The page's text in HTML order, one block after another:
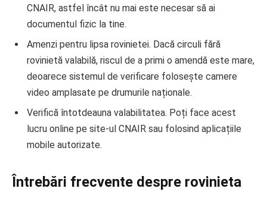
CNAIR, astfel încât nu mai este necesar să ai
documentul fizic la tine.
Amenzi pentru lipsa rovinietei. Dacă circuli fără
rovinietă valabilă, riscul de a primi o amendă este mare,
deoarece sistemul de verificare folosește camere
video amplasate pe drumurile naționale.
Verifică întotdeauna valabilitatea. Poți face acest
lucru online pe site-ul CNAIR sau folosind aplicațiile
mobile autorizate.
Întrebări frecvente despre rovinieta